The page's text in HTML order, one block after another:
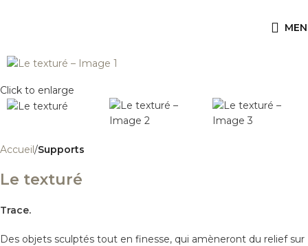
Click to enlarge
Accueil Supports
Le texturé
Trace.
Des objets sculptés tout en finesse, qui amèneront du relief sur